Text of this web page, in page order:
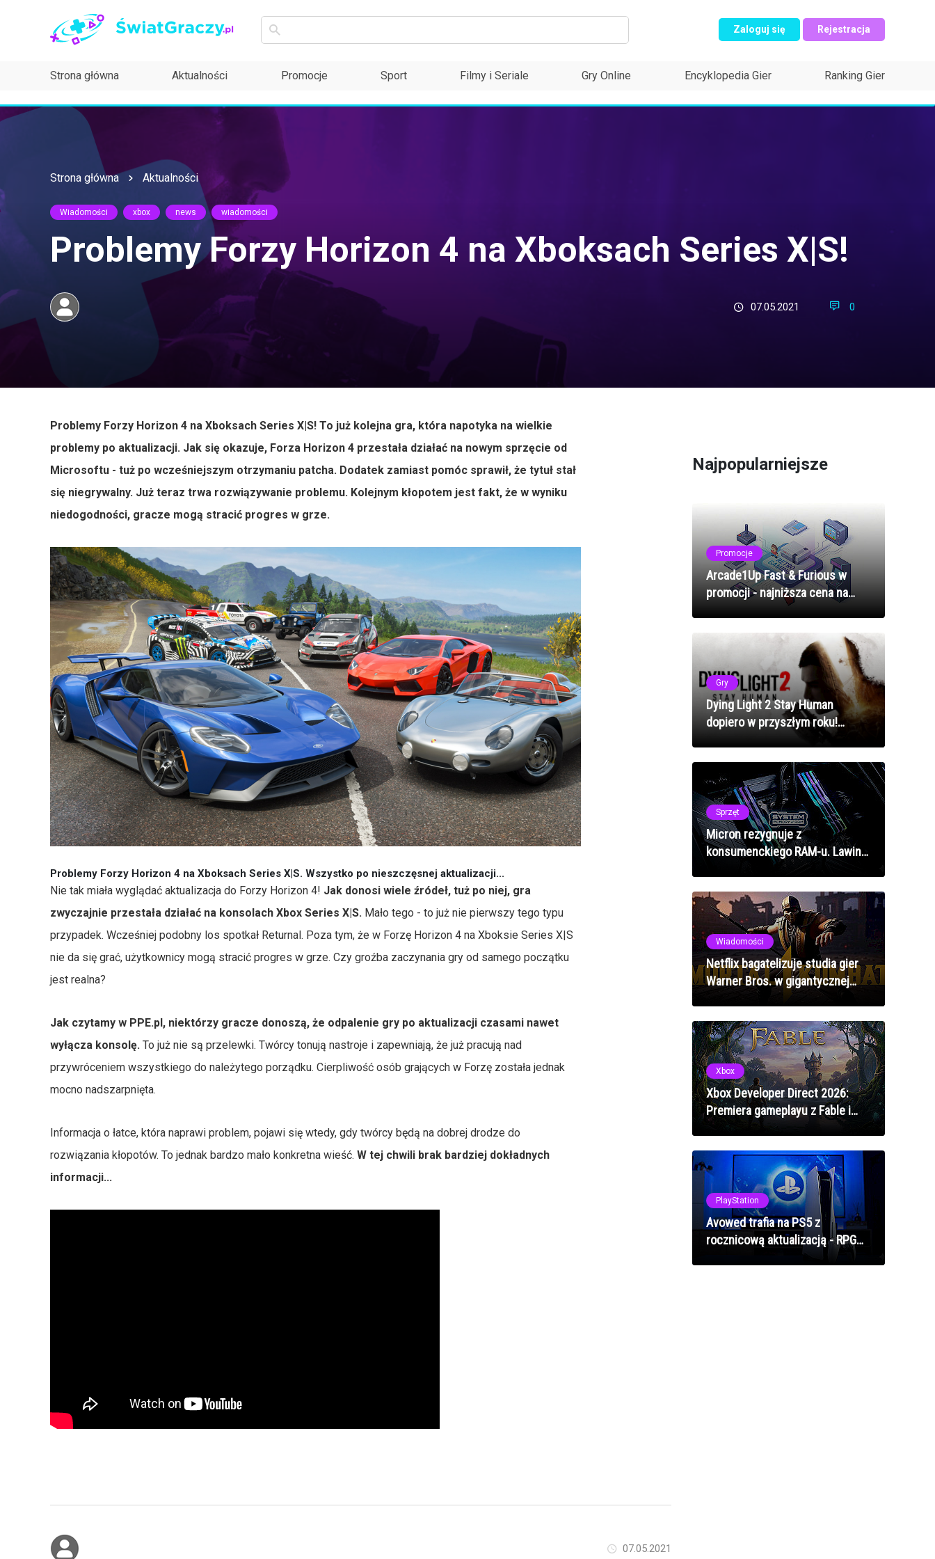
Zaloguj się Rejestracja
Strona główna Aktualności Promocje Sport Filmy i Seriale Gry Online Encyklopedia Gier Ranking Gier
Strona główna Aktualności
Wiadomości xbox news wiadomości
Problemy Forzy Horizon 4 na Xboksach Series X|S!
07.05.2021 0
Problemy Forzy Horizon 4 na Xboksach Series X|S! To już kolejna gra, która napotyka na wielkie
problemy po aktualizacji. Jak się okazuje, Forza Horizon 4 przestała działać na nowym sprzęcie od
Microsoftu - tuż po wcześniejszym otrzymaniu patcha. Dodatek zamiast pomóc sprawił, że tytuł stał
się niegrywalny. Już teraz trwa rozwiązywanie problemu. Kolejnym kłopotem jest fakt, że w wyniku
niedogodności, gracze mogą stracić progres w grze.
Problemy Forzy Horizon 4 na Xboksach Series X|S. Wszystko po nieszczęsnej aktualizacji...
Nie tak miała wyglądać aktualizacja do Forzy Horizon 4! Jak donosi wiele źródeł, tuż po niej, gra
zwyczajnie przestała działać na konsolach Xbox Series X|S. Mało tego - to już nie pierwszy tego typu
przypadek. Wcześniej podobny los spotkał Returnal. Poza tym, że w Forzę Horizon 4 na Xboksie Series X|S
nie da się grać, użytkownicy mogą stracić progres w grze. Czy groźba zaczynania gry od samego początku
jest realna?
Jak czytamy w PPE.pl, niektórzy gracze donoszą, że odpalenie gry po aktualizacji czasami nawet
wyłącza konsolę. To już nie są przelewki. Twórcy tonują nastroje i zapewniają, że już pracują nad
przywróceniem wszystkiego do należytego porządku. Cierpliwość osób grających w Forzę została jednak
mocno nadszarpnięta.
Informacja o łatce, która naprawi problem, pojawi się wtedy, gdy twórcy będą na dobrej drodze do
rozwiązania kłopotów. To jednak bardzo mało konkretna wieść. W tej chwili brak bardziej dokładnych
informacji...
07.05.2021
Najpopularniejsze
Promocje
Arcade1Up Fast & Furious w
promocji - najniższa cena na
domową szafę arcade
Gry
Dying Light 2 Stay Human
dopiero w przyszłym roku!
Sprzęt
Micron rezygnuje z
konsumenckiego RAM-u. Lawina
podwyżek cen elektroniki na
Wiadomości
Netflix bagatelizuje studia gier
Warner Bros. w gigantycznej
akwizycji - surowa
Xbox
Xbox Developer Direct 2026:
Premiera gameplayu z Fable i
Forza Horizon 6 już za dwa
PlayStation
Avowed trafia na PS5 z
rocznicową aktualizacją - RPG